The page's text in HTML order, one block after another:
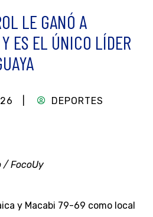
LE GANÓ A
ES EL ÚNICO LÍDER
| DEPORTES
/ FocoUy
y Macabi 79-69 como local